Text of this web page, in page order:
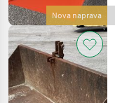
Nova naprava